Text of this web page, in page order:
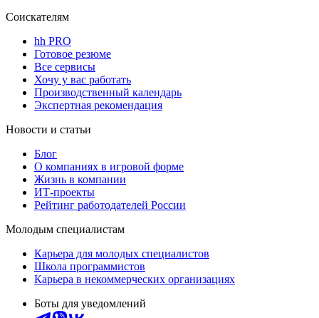
Соискателям
hh PRO
Готовое резюме
Все сервисы
Хочу у вас работать
Производственный календарь
Экспертная рекомендация
Новости и статьи
Блог
О компаниях в игровой форме
Жизнь в компании
ИТ-проекты
Рейтинг работодателей России
Молодым специалистам
Карьера для молодых специалистов
Школа программистов
Карьера в некоммерческих организациях
Боты для уведомлений